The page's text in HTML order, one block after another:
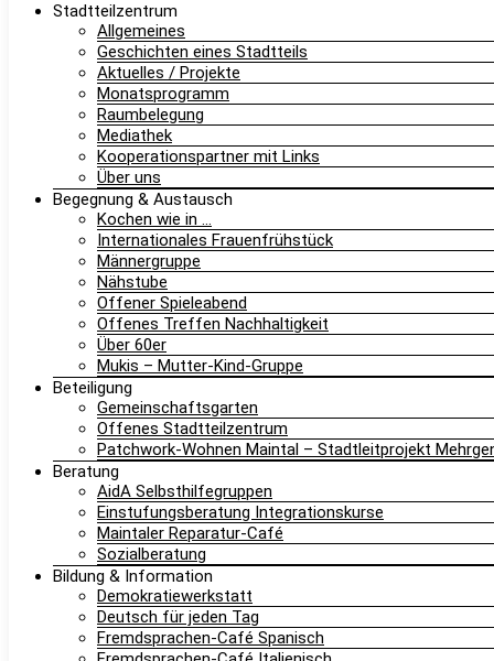
Stadtteilzentrum
Allgemeines
Geschichten eines Stadtteils
Aktuelles / Projekte
Monatsprogramm
Raumbelegung
Mediathek
Kooperationspartner mit Links
Über uns
Begegnung & Austausch
Kochen wie in …
Internationales Frauenfrühstück
Männergruppe
Nähstube
Offener Spieleabend
Offenes Treffen Nachhaltigkeit
Über 60er
Mukis – Mutter-Kind-Gruppe
Beteiligung
Gemeinschaftsgarten
Offenes Stadtteilzentrum
Patchwork-Wohnen Maintal – Stadtleitprojekt
Beratung
AidA Selbsthilfegruppen
Einstufungsberatung Integrationskurse
Maintaler Reparatur-Café
Sozialberatung
Bildung & Information
Demokratiewerkstatt
Deutsch für jeden Tag
Fremdsprachen-Café Spanisch